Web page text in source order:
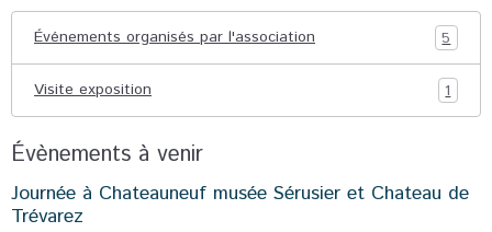
Événements organisés par l'association 5
Visite exposition 1
Évènements à venir
Journée à Chateauneuf musée Sérusier et Chateau de
Trévarez